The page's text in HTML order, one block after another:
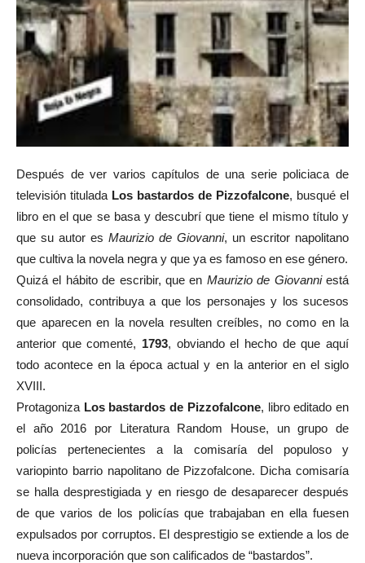
Después de ver varios capítulos de una serie policiaca de
televisión titulada Los bastardos de Pizzofalcone, busqué el
libro en el que se basa y descubrí que tiene el mismo título y
que su autor es Maurizio de Giovanni, un escritor napolitano
que cultiva la novela negra y que ya es famoso en ese género.
Quizá el hábito de escribir, que en Maurizio de Giovanniestá
consolidado, contribuya a que los personajes y los sucesos
que aparecen en la novela resulten creíbles, no como en la
anterior que comenté, 1793, obviando el hecho de que aquí
todo acontece en la época actual y en la anterior en el siglo
XVIII.
Protagoniza Los bastardos de Pizzofalcone, libro editado en
el año 2016 por Literatura Random House, un grupo de
policías pertenecientes a la comisaría del populoso y
variopinto barrio napolitano de Pizzofalcone. Dicha comisaría
se halla desprestigiada y en riesgo de desaparecer después
de que varios de los policías que trabajaban en ella fuesen
expulsados por corruptos. El desprestigio se extiende a los de
nueva incorporación que son calificados de “bastardos”.